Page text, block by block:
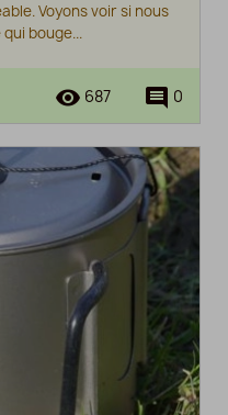
Voyons voir si nous
bouge...
comment 0
remove_red_eye 687